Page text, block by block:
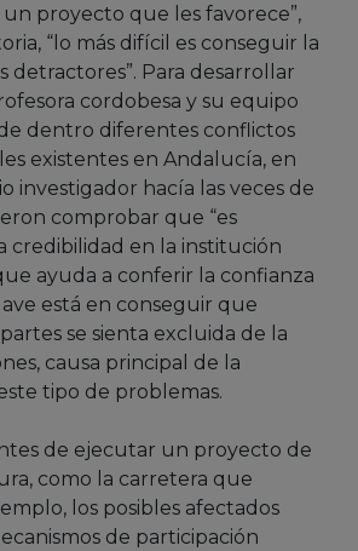
proyecto que les favorece”,
“lo más difícil es conseguir la
detractores”. Para desarrollar
cordobesa y su equipo
dentro diferentes conflictos
existentes en Andalucía, en
investigador hacía las veces de
comprobar que “es
credibilidad en la institución
ayuda a conferir la confianza
está en conseguir que
se sienta excluida de la
causa principal de la
tipo de problemas.
de ejecutar un proyecto de
como la carretera que
los posibles afectados
de participación